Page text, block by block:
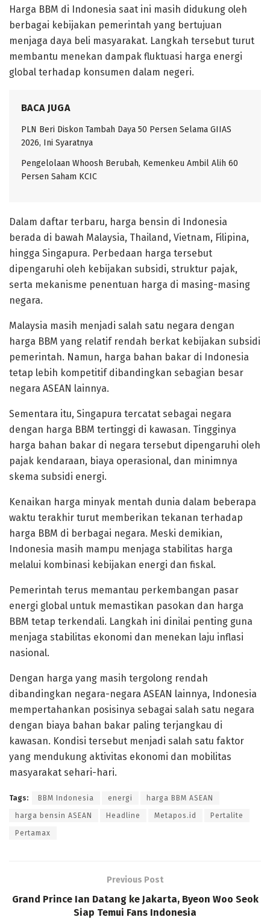
Harga BBM di Indonesia saat ini masih didukung oleh
berbagai kebijakan pemerintah yang bertujuan
menjaga daya beli masyarakat. Langkah tersebut turut
membantu menekan dampak fluktuasi harga energi
global terhadap konsumen dalam negeri.
BACA JUGA
PLN Beri Diskon Tambah Daya 50 Persen Selama GIIAS
2026, Ini Syaratnya
Pengelolaan Whoosh Berubah, Kemenkeu Ambil Alih 60
Persen Saham KCIC
Dalam daftar terbaru, harga bensin di Indonesia
berada di bawah Malaysia, Thailand, Vietnam, Filipina,
hingga Singapura. Perbedaan harga tersebut
dipengaruhi oleh kebijakan subsidi, struktur pajak,
serta mekanisme penentuan harga di masing-masing
negara.
Malaysia masih menjadi salah satu negara dengan
harga BBM yang relatif rendah berkat kebijakan subsidi
pemerintah. Namun, harga bahan bakar di Indonesia
tetap lebih kompetitif dibandingkan sebagian besar
negara ASEAN lainnya.
Sementara itu, Singapura tercatat sebagai negara
dengan harga BBM tertinggi di kawasan. Tingginya
harga bahan bakar di negara tersebut dipengaruhi oleh
pajak kendaraan, biaya operasional, dan minimnya
skema subsidi energi.
Kenaikan harga minyak mentah dunia dalam beberapa
waktu terakhir turut memberikan tekanan terhadap
harga BBM di berbagai negara. Meski demikian,
Indonesia masih mampu menjaga stabilitas harga
melalui kombinasi kebijakan energi dan fiskal.
Pemerintah terus memantau perkembangan pasar
energi global untuk memastikan pasokan dan harga
BBM tetap terkendali. Langkah ini dinilai penting guna
menjaga stabilitas ekonomi dan menekan laju inflasi
nasional.
Dengan harga yang masih tergolong rendah
dibandingkan negara-negara ASEAN lainnya, Indonesia
mempertahankan posisinya sebagai salah satu negara
dengan biaya bahan bakar paling terjangkau di
kawasan. Kondisi tersebut menjadi salah satu faktor
yang mendukung aktivitas ekonomi dan mobilitas
masyarakat sehari-hari.
Tags: BBM Indonesia energi harga BBM ASEAN
harga bensin ASEAN Headline Metapos.id Pertalite
Pertamax
Previous Post
Grand Prince Ian Datang ke Jakarta, Byeon Woo Seok
Siap Temui Fans Indonesia